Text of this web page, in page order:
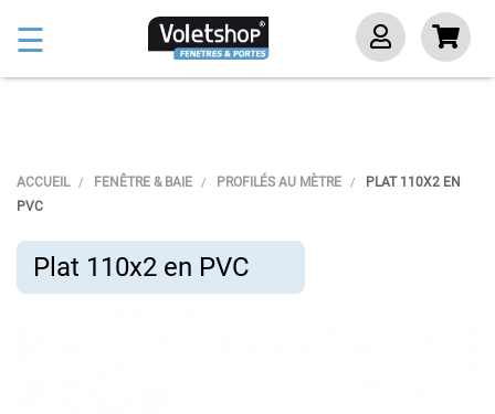
Basculer
la
☰
ACCUEIL FENÊTRE & BAIE PROFILÉS AU MÈTRE
PLAT 110X2 EN
PVC
Plat 110x2 en PVC